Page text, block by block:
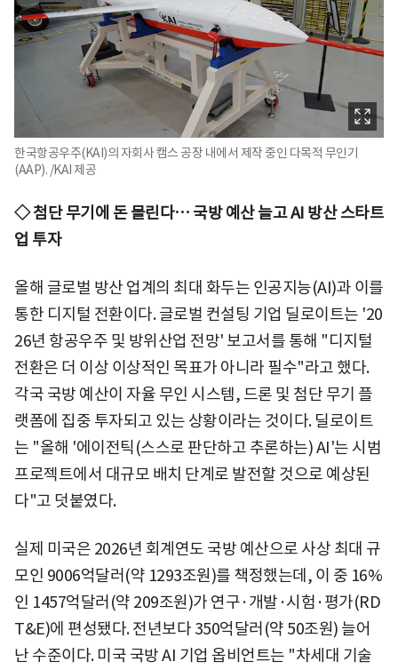
한국항공우주(KAI)의 자회사 캠스 공장 내에서 제작 중인 다목적 무인기
(AAP). /KAI 제공
◇ 첨단 무기에 돈 몰린다… 국방 예산 늘고 AI 방산 스타트
업 투자
올해 글로벌 방산 업계의 최대 화두는 인공지능(AI)과 이를
통한 디지털 전환이다. 글로벌 컨설팅 기업 딜로이트는 '20
26년 항공우주 및 방위산업 전망' 보고서를 통해 "디지털
전환은 더 이상 이상적인 목표가 아니라 필수"라고 했다.
각국 국방 예산이 자율 무인 시스템, 드론 및 첨단 무기 플
랫폼에 집중 투자되고 있는 상황이라는 것이다. 딜로이트
는 "올해 '에이전틱(스스로 판단하고 추론하는) AI'는 시범
프로젝트에서 대규모 배치 단계로 발전할 것으로 예상된
다"고 덧붙였다.
실제 미국은 2026년 회계연도 국방 예산으로 사상 최대 규
모인 9006억달러(약 1293조원)를 책정했는데, 이 중 16%
인 1457억달러(약 209조원)가 연구·개발·시험·평가(RD
T&E)에 편성됐다. 전년보다 350억달러(약 50조원) 늘어
난 수준이다. 미국 국방 AI 기업 옵비언트는 "차세대 기술